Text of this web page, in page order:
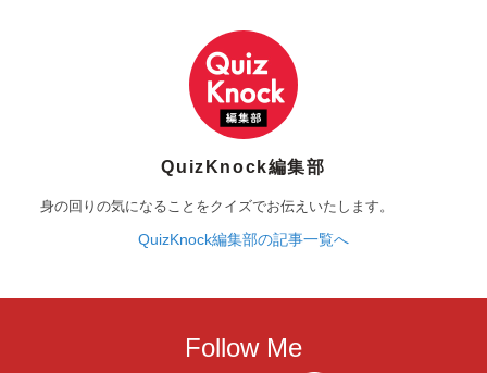
QuizKnock編集部
身の回りの気になることをクイズでお伝えいたします。
QuizKnock編集部の記事一覧へ
Follow Me